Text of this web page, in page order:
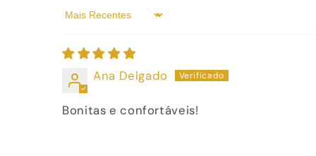
Sort by
Ana Delgado
Bonitas e confortáveis!